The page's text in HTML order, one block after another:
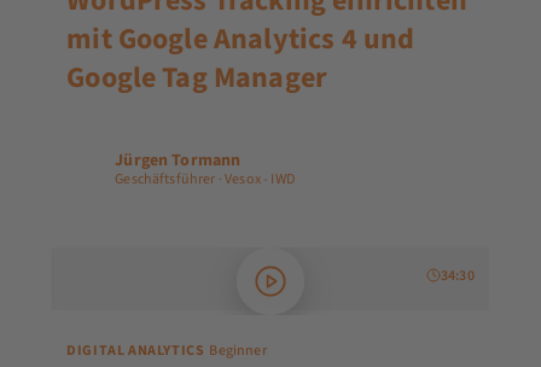
mit Google Analytics 4 und
Google Tag Manager
Jürgen Tormann
Geschäftsführer · Vesox - IWD
34:30
DIGITAL ANALYTICS Beginner